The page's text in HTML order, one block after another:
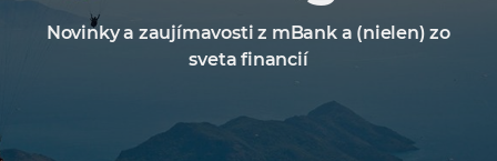
Novinky a zaujímavosti z mBank a (nielen) zo
sveta financií